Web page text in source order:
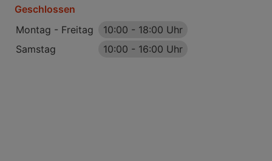
Geschlossen
Montag - Freitag
10:00 - 18:00 Uhr
Samstag
10:00 - 16:00 Uhr